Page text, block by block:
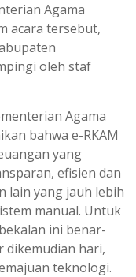
Agama
acara tersebut,
oleh staf
Agama
bahwa e-RKAM
yang
efisien dan
lain yang jauh lebih
manual. Untuk
ini benar-
dikemudian hari,
teknologi.